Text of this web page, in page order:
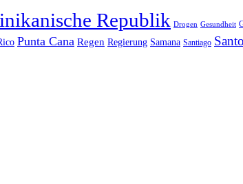
Republik Drogen Gesundheit
Punta Cana Regen Regierung Samana Santiago